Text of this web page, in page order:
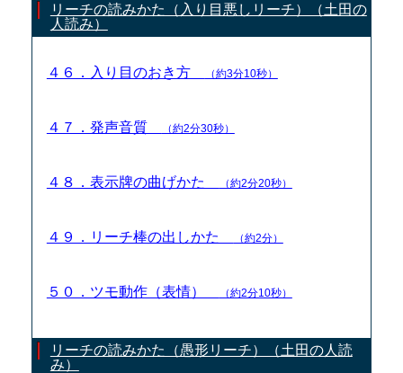
リーチの読みかた（入り目悪しリーチ）（土田の
人読み）
４６．入り目のおき方 （約3分10秒）
４７．発声音質 （約2分30秒）
４８．表示牌の曲げかた （約2分20秒）
４９．リーチ棒の出しかた （約2分）
５０．ツモ動作（表情） （約2分10秒）
リーチの読みかた（愚形リーチ）（土田の人読
み）